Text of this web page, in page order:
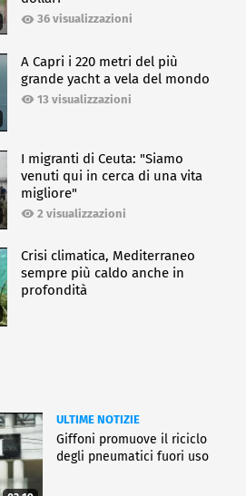
36 visualizzazioni
A Capri i 220 metri del più
grande yacht a vela del mondo
13 visualizzazioni
I migranti di Ceuta: "Siamo
venuti qui in cerca di una vita
migliore"
2 visualizzazioni
Crisi climatica, Mediterraneo
sempre più caldo anche in
profondità
ULTIME NOTIZIE
Giffoni promuove il riciclo
degli pneumatici fuori uso